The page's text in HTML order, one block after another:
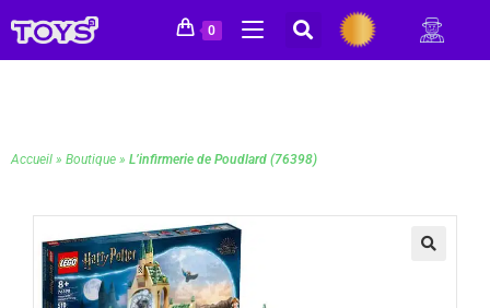
0
Accueil » Boutique » L’infirmerie de Poudlard (76398)